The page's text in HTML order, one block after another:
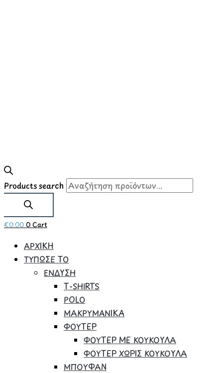
Products search
€0.00 0 Cart
ΑΡΧΙΚΗ
ΤΥΠΩΣΕ ΤΟ
ΕΝΔΥΣΗ
Τ-SHIRTS
POLO
ΜΑΚΡΥΜΑΝΙΚΑ
ΦΟΥΤΕΡ
ΦΟΥΤΕΡ ΜΕ ΚΟΥΚΟΥΛΑ
ΦΟΥΤΕΡ ΧΩΡΙΣ ΚΟΥΚΟΥΛΑ
ΜΠΟΥΦΑΝ